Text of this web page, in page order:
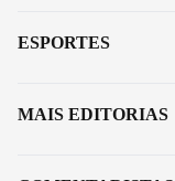
ESPORTES
MAIS EDITORIAS